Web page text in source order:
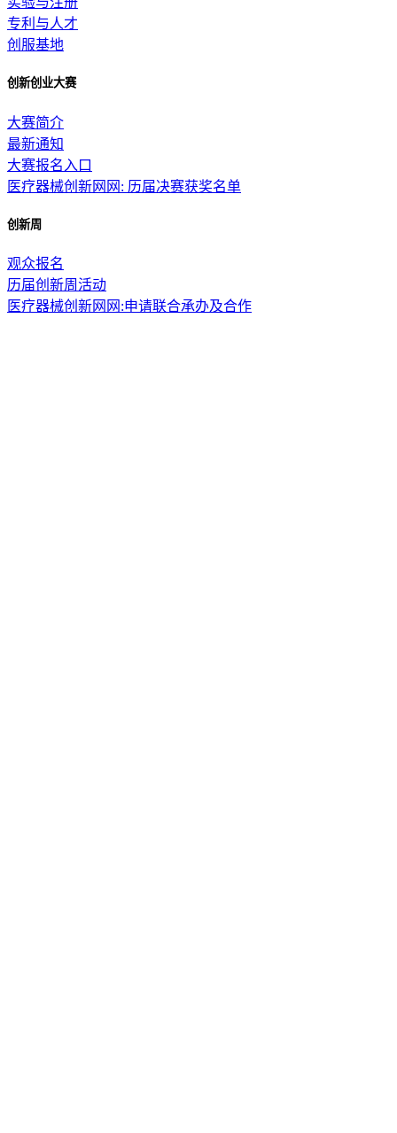
专利与人才
创服基地
创新创业大赛
大赛简介
最新通知
大赛报名入口
医疗器械创新网网: 历届决赛获奖名单
创新周
观众报名
历届创新周活动
医疗器械创新网网:申请联合承办及合作